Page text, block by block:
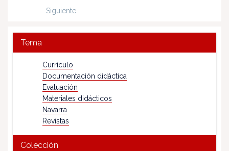
Siguiente
Tema
Currículo
Documentación didáctica
Evaluación
Materiales didácticos
Navarra
Revistas
Colección